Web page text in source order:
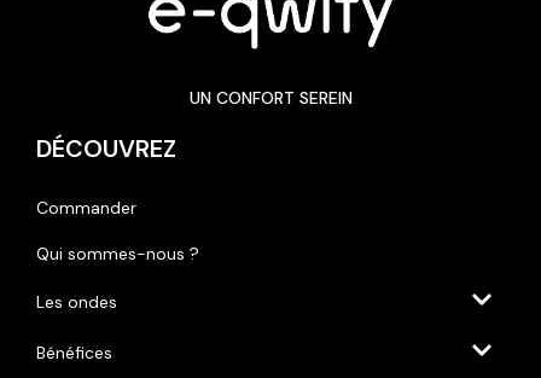
UN CONFORT SEREIN
DÉCOUVREZ
Commander
Qui sommes-nous ?
Les ondes
Bénéfices